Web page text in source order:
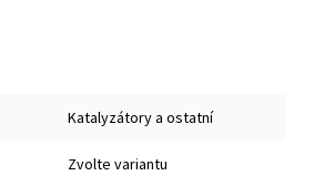
Katalyzátory a ostatní
Zvolte variantu